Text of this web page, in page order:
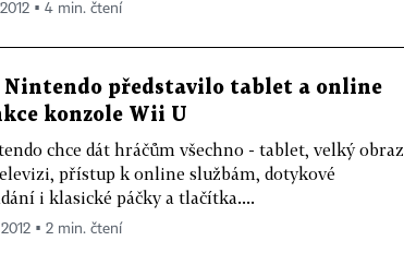
▪ 4 min. čtení
Nintendo představilo tablet a online
konzole Wii U
chce dát hráčům všechno - tablet, velký obraz
přístup k online službám, dotykové
i klasické páčky a tlačítka....
▪ 2 min. čtení